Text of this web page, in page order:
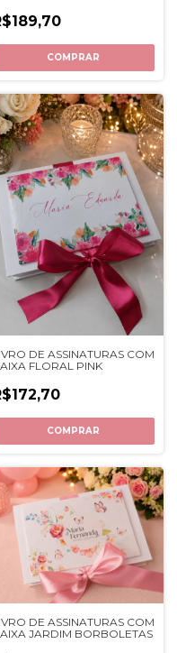
COMPRAR
DE ASSINATURAS COM
FLORAL PINK
COMPRAR
DE ASSINATURAS COM
JARDIM BORBOLETAS